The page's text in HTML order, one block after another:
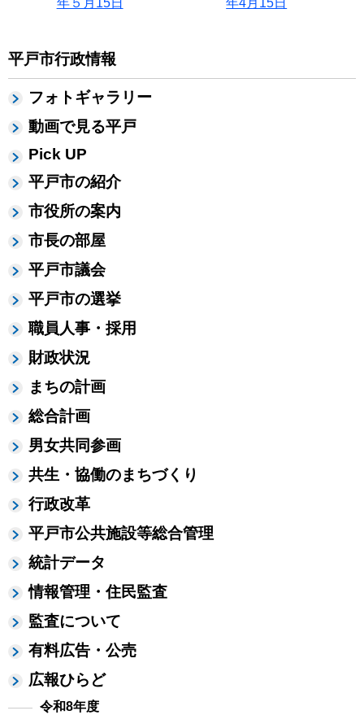
平戸市行政情報
フォトギャラリー
動画で見る平戸
Pick UP
平戸市の紹介
市役所の案内
市長の部屋
平戸市議会
平戸市の選挙
職員人事・採用
財政状況
まちの計画
総合計画
男女共同参画
共生・協働のまちづくり
行政改革
平戸市公共施設等総合管理
統計データ
情報管理・住民監査
監査について
有料広告・公売
広報ひらど
令和8年度
年５月15日 年4月15日